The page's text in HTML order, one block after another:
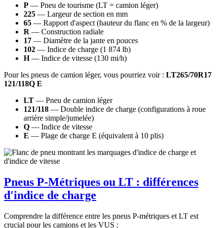
P — Pneu de tourisme (LT = camion léger)
225 — Largeur de section en mm
65 — Rapport d'aspect (hauteur du flanc en % de la largeur)
R — Construction radiale
17 — Diamètre de la jante en pouces
102 — Indice de charge (1 874 lb)
H— Indice de vitesse (130 mi/h)
Pour les pneus de camion léger, vous pourriez voir : LT265/70R17
121/118Q E
LT — Pneu de camion léger
121/118 — Double indice de charge (configurations à roue
arrière simple/jumelée)
Q — Indice de vitesse
E — Plage de charge E (équivalent à 10 plis)
Pneus P-Métriques ou LT : différences
d'indice de charge
Comprendre la différence entre les pneus P-métriques et LT est
crucial pour les camions et les VUS :